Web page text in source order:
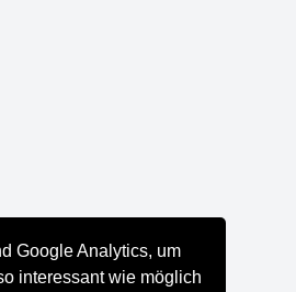
Google Analytics, um
interessant wie möglich